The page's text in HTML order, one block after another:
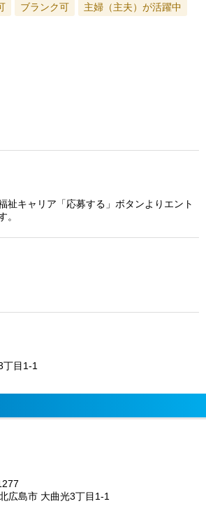
ブランク可 主婦（主夫）が活躍中
祉キャリア「応募する」ボタンよりエント
。
目1-1
広島市 大曲光3丁目1-1